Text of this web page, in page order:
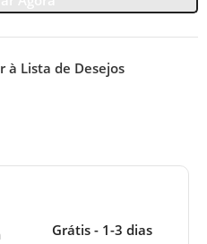
à Lista de Desejos
Grátis - 1-3 dias